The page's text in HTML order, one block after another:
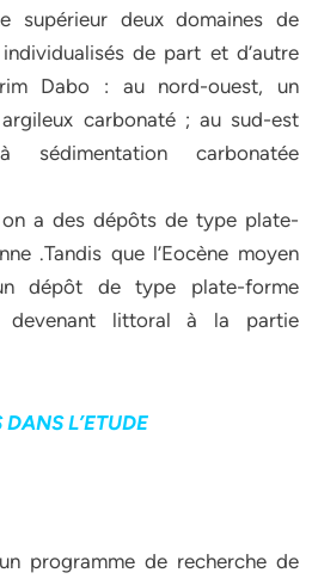
supérieur deux domaines de
de part et d’autre
Dabo : au nord-ouest, un
carbonaté ; au sud-est
carbonatée
on a des dépôts de type plate-
.Tandis que l’Eocène moyen
dépôt de type plate-forme
devenant littoral à la partie
L’ETUDE
programme de recherche de